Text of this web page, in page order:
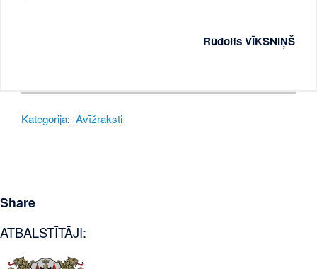
Rūdolfs VĪKSNIŅŠ
Kategorija: Avīžraksti
Share
ATBALSTĪTĀJI: